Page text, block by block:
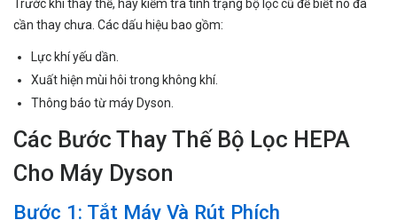
Trước khi thay thế, hãy kiểm tra tình trạng bộ lọc cũ để biết nó đã
cần thay chưa. Các dấu hiệu bao gồm:
Lực khí yếu dần.
Xuất hiện mùi hôi trong không khí.
Thông báo từ máy Dyson.
Các Bước Thay Thế Bộ Lọc HEPA
Cho Máy Dyson
Bước 1: Tắt Máy Và Rút Phích